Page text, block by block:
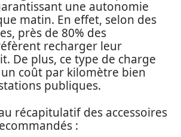
une autonomie
matin. En effet, selon des
près de 80% des
recharger leur
De plus, ce type de charge
coût par kilomètre bien
publiques.
récapitulatif des accessoires
: